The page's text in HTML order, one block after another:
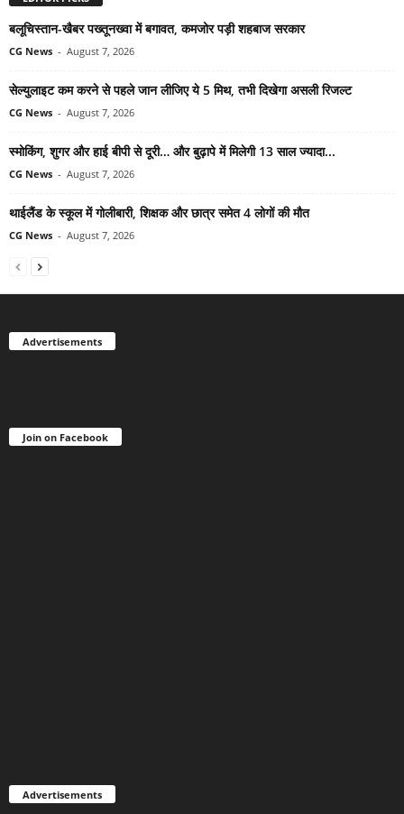
बलूचिस्तान-खैबर पख्तूनख्वा में बगावत, कमजोर पड़ी शहबाज सरकार
CG News - August 7, 2026
सेल्युलाइट कम करने से पहले जान लीजिए ये 5 मिथ, तभी दिखेगा असली रिजल्ट
CG News - August 7, 2026
स्मोकिंग, शुगर और हाई बीपी से दूरी… और बुढ़ापे में मिलेगी 13 साल ज्यादा...
CG News - August 7, 2026
थाईलैंड के स्कूल में गोलीबारी, शिक्षक और छात्र समेत 4 लोगों की मौत
CG News - August 7, 2026
Advertisements
Join on Facebook
Advertisements